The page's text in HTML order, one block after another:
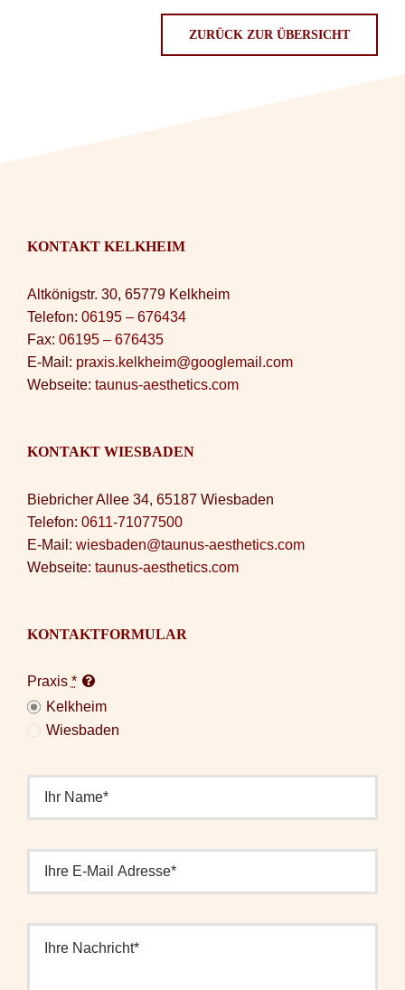
ZURÜCK ZUR ÜBERSICHT
KONTAKT KELKHEIM
Altkönigstr. 30, 65779 Kelkheim
Telefon: 06195 – 676434
Fax: 06195 – 676435
E-Mail: praxis.kelkheim@googlemail.com
Webseite: taunus-aesthetics.com
KONTAKT WIESBADEN
Biebricher Allee 34, 65187 Wiesbaden
Telefon: 0611-71077500
E-Mail: wiesbaden@taunus-aesthetics.com
Webseite: taunus-aesthetics.com
KONTAKTFORMULAR
Praxis *
Kelkheim
Wiesbaden